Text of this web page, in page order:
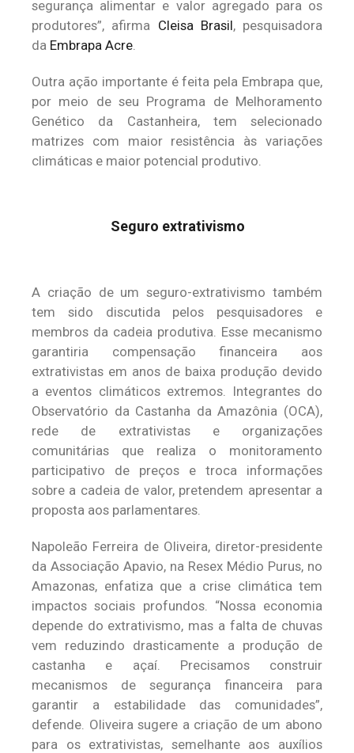
segurança alimentar e valor agregado para os
produtores”, afirma Cleisa Brasil, pesquisadora
da Embrapa Acre.
Outra ação importante é feita pela Embrapa que,
por meio de seu Programa de Melhoramento
Genético da Castanheira, tem selecionado
matrizes com maior resistência às variações
climáticas e maior potencial produtivo.
Seguro extrativismo
A criação de um seguro-extrativismo também
tem sido discutida pelos pesquisadores e
membros da cadeia produtiva. Esse mecanismo
garantiria compensação financeira aos
extrativistas em anos de baixa produção devido
a eventos climáticos extremos. Integrantes do
Observatório da Castanha da Amazônia (OCA),
rede de extrativistas e organizações
comunitárias que realiza o monitoramento
participativo de preços e troca informações
sobre a cadeia de valor, pretendem apresentar a
proposta aos parlamentares.
Napoleão Ferreira de Oliveira, diretor-presidente
da Associação Apavio, na Resex Médio Purus, no
Amazonas, enfatiza que a crise climática tem
impactos sociais profundos. “Nossa economia
depende do extrativismo, mas a falta de chuvas
vem reduzindo drasticamente a produção de
castanha e açaí. Precisamos construir
mecanismos de segurança financeira para
garantir a estabilidade das comunidades”,
defende. Oliveira sugere a criação de um abono
para os extrativistas, semelhante aos auxílios